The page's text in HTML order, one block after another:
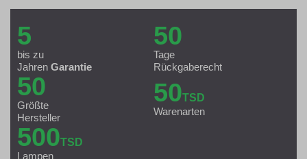
5
bis zu
Jahren Garantie
50
Tage
Rückgaberecht
50
Größte
Hersteller
50TSD
Warenarten
500TSD
Lampen